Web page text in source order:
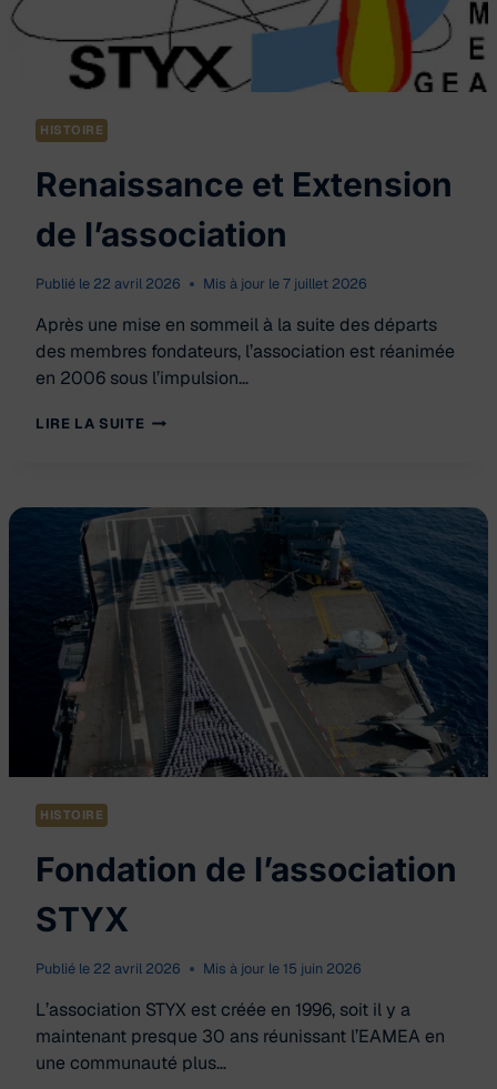
HISTOIRE
Renaissance et Extension
de l’association
Publié le 22 avril 2026 Mis à jour le7 juillet 2026
Après une mise en sommeil à la suite des départs
des membres fondateurs, l’association est réanimée
en 2006 sous l’impulsion…
LIRE LA SUITE RENAISSANCE
L’ASSOCIATION
HISTOIRE
Fondation de l’association
STYX
Publié le 22 avril 2026 Mis à jour le 15 juin 2026
L’association STYX est créée en 1996, soit il y a
maintenant presque 30 ans réunissant l’EAMEA en
une communauté plus…